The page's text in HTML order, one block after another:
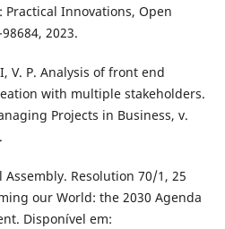
Practical Innovations, Open
2023.
V. P. Analysis of front end
with multiple stakeholders.
Projects in Business, v.
Assembly. Resolution 70/1, 25
our World: the 2030 Agenda
Disponível em: